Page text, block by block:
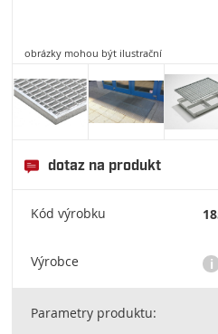
obrázky mohou být ilustrační
dotaz na produkt
Kód výrobku
Výrobce i
V českém prostředí je nejznámější
Parametry produktu: